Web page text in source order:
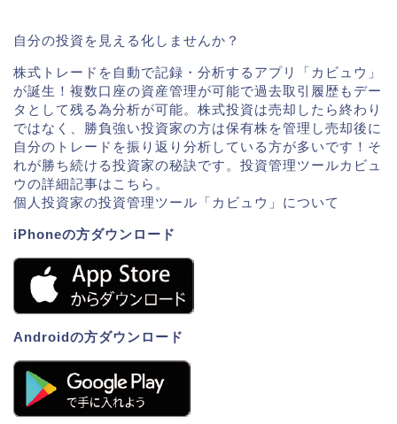
自分の投資を見える化しませんか？
株式トレードを自動で記録・分析するアプリ「カビュウ」
が誕生！複数口座の資産管理が可能で過去取引履歴もデー
タとして残る為分析が可能。株式投資は売却したら終わり
ではなく、勝負強い投資家の方は保有株を管理し売却後に
自分のトレードを振り返り分析している方が多いです！そ
れが勝ち続ける投資家の秘訣です。投資管理ツールカビュ
ウの詳細記事はこちら。
個人投資家の投資管理ツール「カビュウ」について
iPhoneの方ダウンロード
Androidの方ダウンロード